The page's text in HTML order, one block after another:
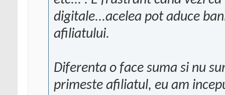
digitale...acelea pot aduce
afiliatului.
Diferenta o face suma si nu
primeste afiliatul, eu am